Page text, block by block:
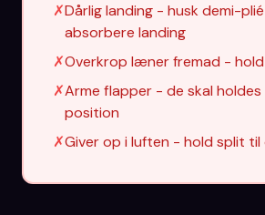
✗Dårlig landing - husk demi-
absorbere landing
✗Overkrop læner fremad -
✗Arme flapper - de skal holdes
position
✗Giver op i luften - hold split